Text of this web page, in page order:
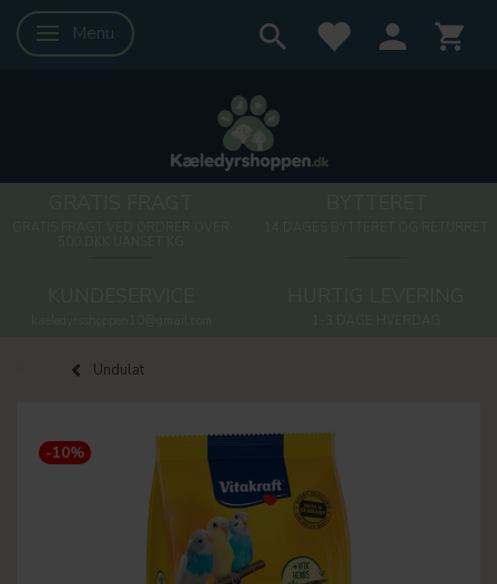
Skifte navigation
Menu
Undulat
-10%